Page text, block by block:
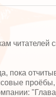
читателей
пока
"Глава